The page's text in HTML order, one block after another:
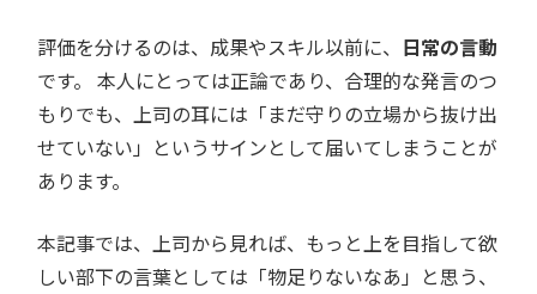
評価を分けるのは、成果やスキル以前に、 日常の言動
です。 本人にとっては正論であり、合理的な発言のつ
もりでも、上司の耳には「まだ守りの立場から抜け出
せていない」というサインとして届いてしまうことが
あります。
本記事では、上司から見れば、もっと上を目指して欲
しい部下の言葉としては「物足りないなあ」と思う、